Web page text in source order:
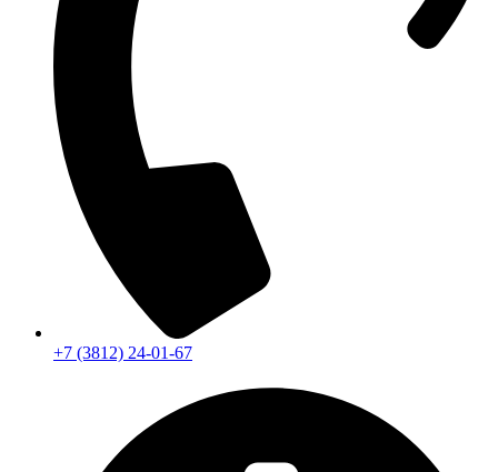
+7 (3812) 24-01-67